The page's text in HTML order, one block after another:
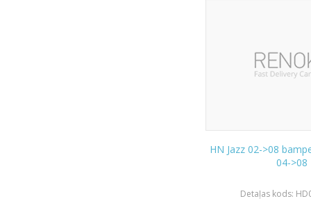
HN Jazz 02->08
04->08
Detaļas kods: